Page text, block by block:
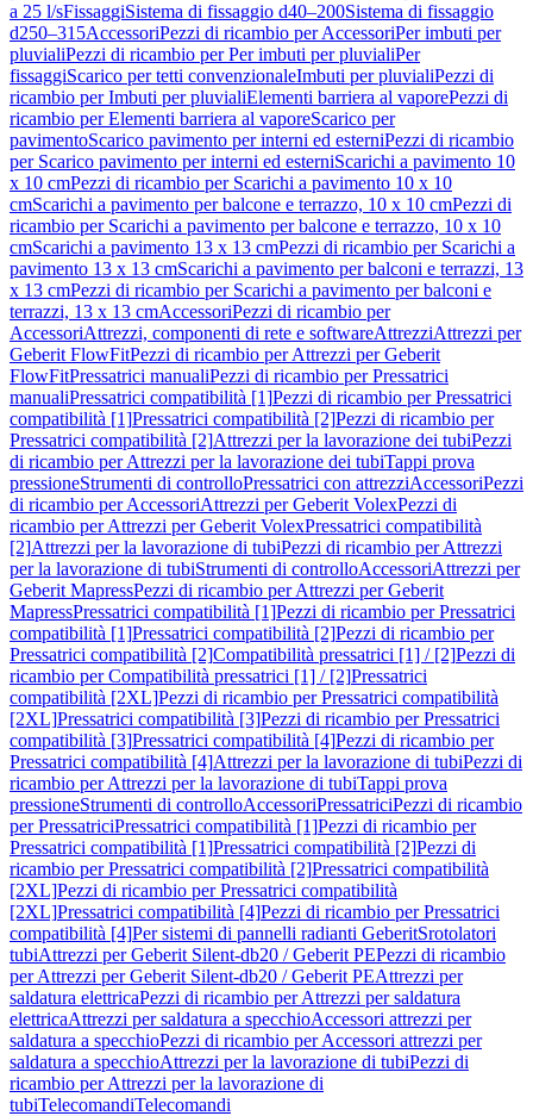
a 25 l/sFissaggiSistema di fissaggio d40–200Sistema di fissaggio
d250–315AccessoriPezzi di ricambio per AccessoriPer imbuti per
pluvialiPezzi di ricambio per Per imbuti per pluvialiPer
fissaggiScarico per tetti convenzionaleImbuti per pluvialiPezzi di
ricambio per Imbuti per pluvialiElementi barriera al vaporePezzi di
ricambio per Elementi barriera al vaporeScarico per
pavimentoScarico pavimento per interni ed esterniPezzi di ricambio
per Scarico pavimento per interni ed esterniScarichi a pavimento 10
x 10 cmPezzi di ricambio per Scarichi a pavimento 10 x 10
cmScarichi a pavimento per balcone e terrazzo, 10 x 10 cmPezzi di
ricambio per Scarichi a pavimento per balcone e terrazzo, 10 x 10
cmScarichi a pavimento 13 x 13 cmPezzi di ricambio per Scarichi a
pavimento 13 x 13 cmScarichi a pavimento per balconi e terrazzi, 13
x 13 cmPezzi di ricambio per Scarichi a pavimento per balconi e
terrazzi, 13 x 13 cmAccessoriPezzi di ricambio per
AccessoriAttrezzi, componenti di rete e softwareAttrezziAttrezzi per
Geberit FlowFitPezzi di ricambio per Attrezzi per Geberit
FlowFitPressatrici manualiPezzi di ricambio per Pressatrici
manualiPressatrici compatibilità [1]Pezzi di ricambio per Pressatrici
compatibilità [1]Pressatrici compatibilità [2]Pezzi di ricambio per
Pressatrici compatibilità [2]Attrezzi per la lavorazione dei tubiPezzi
di ricambio per Attrezzi per la lavorazione dei tubiTappi prova
pressioneStrumenti di controlloPressatrici con attrezziAccessoriPezzi
di ricambio per AccessoriAttrezzi per Geberit VolexPezzi di
ricambio per Attrezzi per Geberit VolexPressatrici compatibilità
[2]Attrezzi per la lavorazione di tubiPezzi di ricambio per Attrezzi
per la lavorazione di tubiStrumenti di controlloAccessoriAttrezzi per
Geberit MapressPezzi di ricambio per Attrezzi per Geberit
MapressPressatrici compatibilità [1]Pezzi di ricambio per Pressatrici
compatibilità [1]Pressatrici compatibilità [2]Pezzi di ricambio per
Pressatrici compatibilità [2]Compatibilità pressatrici [1] / [2]Pezzi di
ricambio per Compatibilità pressatrici [1] / [2]Pressatrici
compatibilità [2XL]Pezzi di ricambio per Pressatrici compatibilità
[2XL]Pressatrici compatibilità [3]Pezzi di ricambio per Pressatrici
compatibilità [3]Pressatrici compatibilità [4]Pezzi di ricambio per
Pressatrici compatibilità [4]Attrezzi per la lavorazione di tubiPezzi di
ricambio per Attrezzi per la lavorazione di tubiTappi prova
pressioneStrumenti di controlloAccessoriPressatriciPezzi di ricambio
per PressatriciPressatrici compatibilità [1]Pezzi di ricambio per
Pressatrici compatibilità [1]Pressatrici compatibilità [2]Pezzi di
ricambio per Pressatrici compatibilità [2]Pressatrici compatibilità
[2XL]Pezzi di ricambio per Pressatrici compatibilità
[2XL]Pressatrici compatibilità [4]Pezzi di ricambio per Pressatrici
compatibilità [4]Per sistemi di pannelli radianti GeberitSrotolatori
tubiAttrezzi per Geberit Silent-db20 / Geberit PEPezzi di ricambio
per Attrezzi per Geberit Silent-db20 / Geberit PEAttrezzi per
saldatura elettricaPezzi di ricambio per Attrezzi per saldatura
elettricaAttrezzi per saldatura a specchioAccessori attrezzi per
saldatura a specchioPezzi di ricambio per Accessori attrezzi per
saldatura a specchioAttrezzi per la lavorazione di tubiPezzi di
ricambio per Attrezzi per la lavorazione di
tubiTelecomandiTelecomandi